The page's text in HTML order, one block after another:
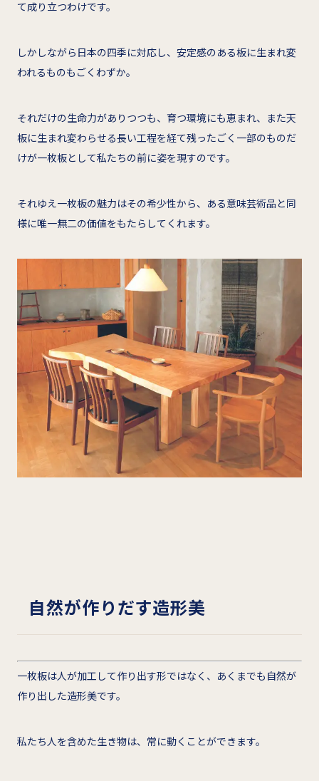
て成り立つわけです。
しかしながら日本の四季に対応し、安定感のある板に生まれ変
われるものもごくわずか。
それだけの生命力がありつつも、育つ環境にも恵まれ、また天
板に生まれ変わらせる長い工程を経て残ったごく一部のものだ
けが一枚板として私たちの前に姿を現すのです。
それゆえ一枚板の魅力はその希少性から、ある意味芸術品と同
様に唯一無二の価値をもたらしてくれます。
自然が作りだす造形美
一枚板は人が加工して作り出す形ではなく、あくまでも自然が
作り出した造形美です。
私たち人を含めた生き物は、常に動くことができます。